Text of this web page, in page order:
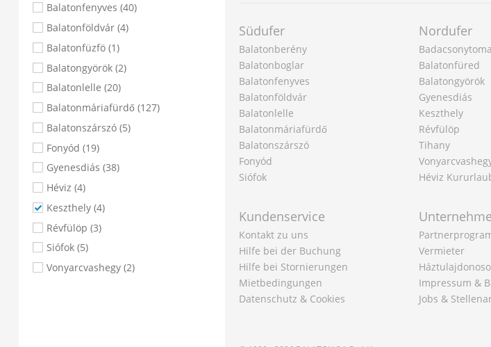
Balatonfenyves (40)
Balatonföldvár(4)
Balatonfüzfö(1)
Balatongyörök(2)
Balatonlelle (20)
Balatonmáriafürdő(127)
Balatonszárszó(5)
Fonyód (19)
Gyenesdiás (38)
Héviz (4)
Keszthely(4)
Révfülöp (3)
Siófok(5)
Vonyarcvashegy(2)
Südufer
Balatonberény
Balatonboglar
Balatonfenyves
Balatonföldvár
Balatonlelle
Balatonmáriafürdő
Balatonszárszó
Fonyód
Siófok
Nordufer
Balatonfüred
Balatongyörök
Gyenesdiás
Keszthely
Révfülöp
Tihany
Héviz
Kundenservice
Kontakt zu uns
Hilfe bei der Buchung
Hilfe bei Stornierungen
Mietbedingungen
Datenschutz & Cookies
Vermieter
Impressum &
Jobs &